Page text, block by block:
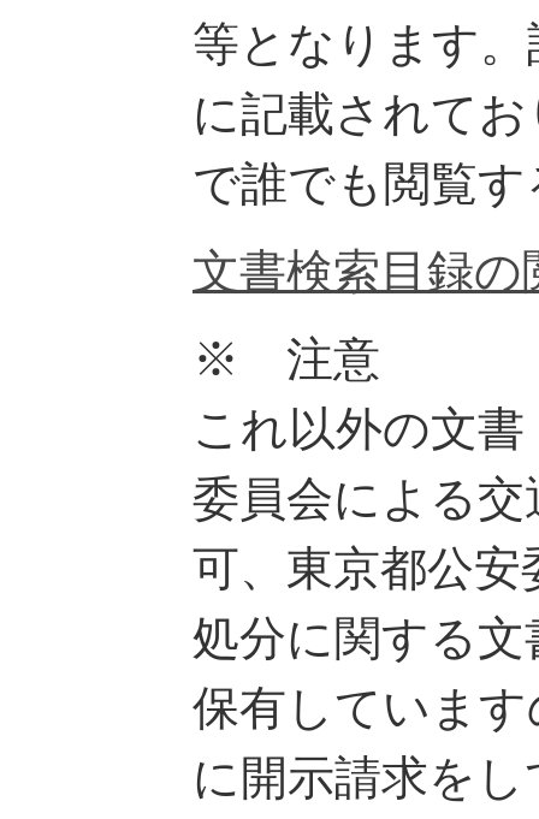
等となります
に記載されて
で誰でも閲覧
文書検索目録
※ 注意
これ以外の文
委員会による
可、東京都公
処分に関する
保有していま
に開示請求を